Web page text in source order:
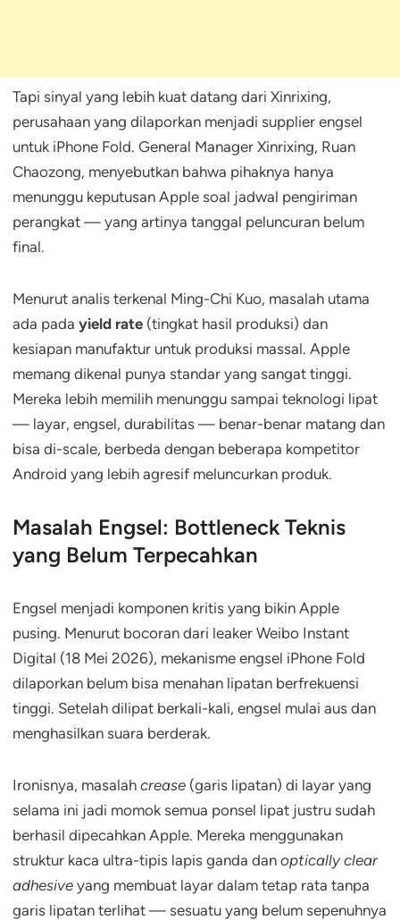
Tapi sinyal yang lebih kuat datang dari Xinrixing,
perusahaan yang dilaporkan menjadi supplier engsel
untuk iPhone Fold. General Manager Xinrixing, Ruan
Chaozong, menyebutkan bahwa pihaknya hanya
menunggu keputusan Apple soal jadwal pengiriman
perangkat — yang artinya tanggal peluncuran belum
final.
Menurut analis terkenal Ming-Chi Kuo, masalah utama
ada pada yield rate (tingkat hasil produksi) dan
kesiapan manufaktur untuk produksi massal. Apple
memang dikenal punya standar yang sangat tinggi.
Mereka lebih memilih menunggu sampai teknologi lipat
— layar, engsel, durabilitas — benar-benar matang dan
bisa di-scale, berbeda dengan beberapa kompetitor
Android yang lebih agresif meluncurkan produk.
Masalah Engsel: Bottleneck Teknis
yang Belum Terpecahkan
Engsel menjadi komponen kritis yang bikin Apple
pusing. Menurut bocoran dari leaker Weibo Instant
Digital (18 Mei 2026), mekanisme engsel iPhone Fold
dilaporkan belum bisa menahan lipatan berfrekuensi
tinggi. Setelah dilipat berkali-kali, engsel mulai aus dan
menghasilkan suara berderak.
Ironisnya, masalah crease (garis lipatan) di layar yang
selama ini jadi momok semua ponsel lipat justru sudah
berhasil dipecahkan Apple. Mereka menggunakan
struktur kaca ultra-tipis lapis ganda dan optically clear
adhesive yang membuat layar dalam tetap rata tanpa
garis lipatan terlihat — sesuatu yang belum sepenuhnya